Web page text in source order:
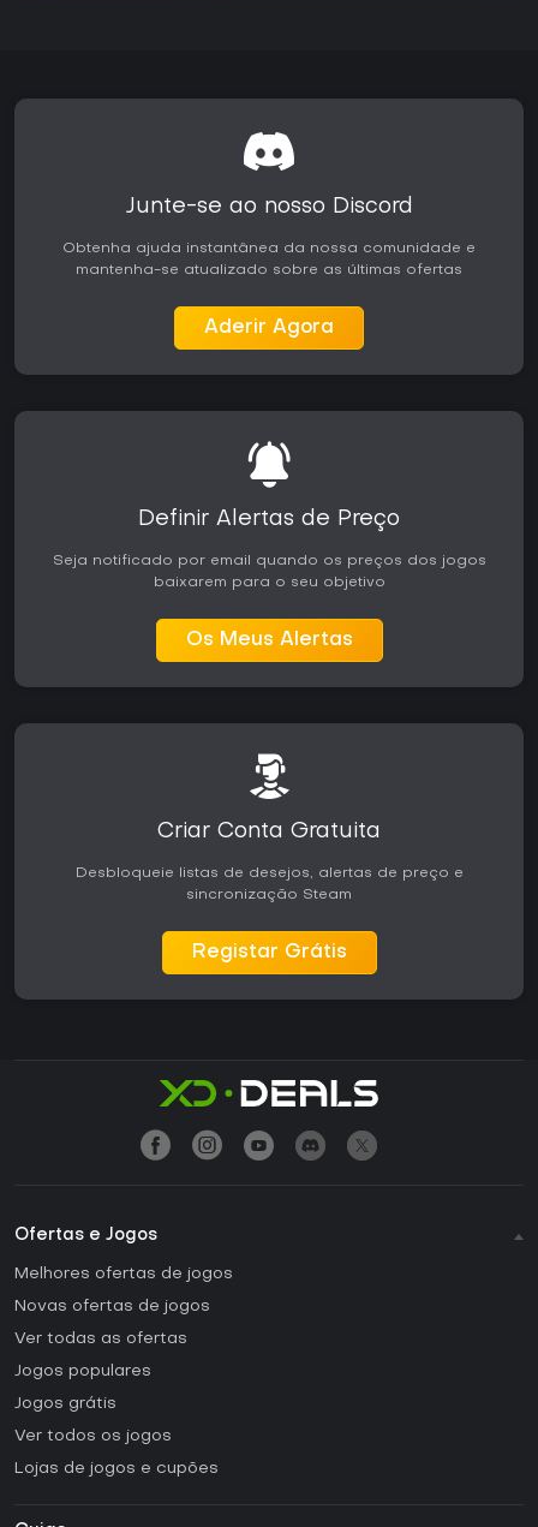
Junte-se ao nosso Discord
Obtenha ajuda instantânea da nossa comunidade e
mantenha-se atualizado sobre as últimas ofertas
Aderir Agora
Definir Alertas de Preço
Seja notificado por email quando os preços dos jogos
baixarem para o seu objetivo
Os Meus Alertas
Criar Conta Gratuita
Desbloqueie listas de desejos, alertas de preço e
sincronização Steam
Registar Grátis
Ofertas e Jogos
Melhores ofertas de jogos
Novas ofertas de jogos
Ver todas as ofertas
Jogos populares
Jogos grátis
Ver todos os jogos
Lojas de jogos e cupões